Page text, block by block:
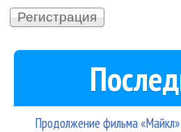
Продолжение фильма